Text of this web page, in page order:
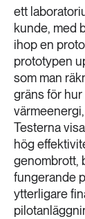
ett
kunde, med
ihop en
prototypen
som man
gräns för
Testerna
hög
genombrott,
fungerande
ytterligare